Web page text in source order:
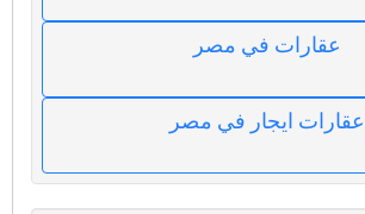
عقارات في مصر
عقارات ايجار في مصر